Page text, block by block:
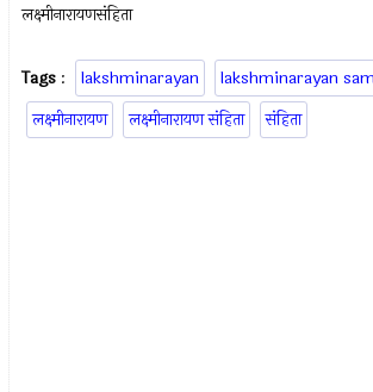
लक्ष्मीनारायणसंहिता
Tags : lakshminarayan lakshminarayan
लक्ष्मीनारायण
लक्ष्मीनारायण संहिता संहिता